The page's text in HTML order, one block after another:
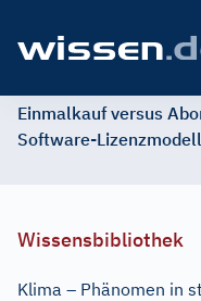
Einmalkauf versus
Software-
Wissensbibliothek
Klima – Phänomen in